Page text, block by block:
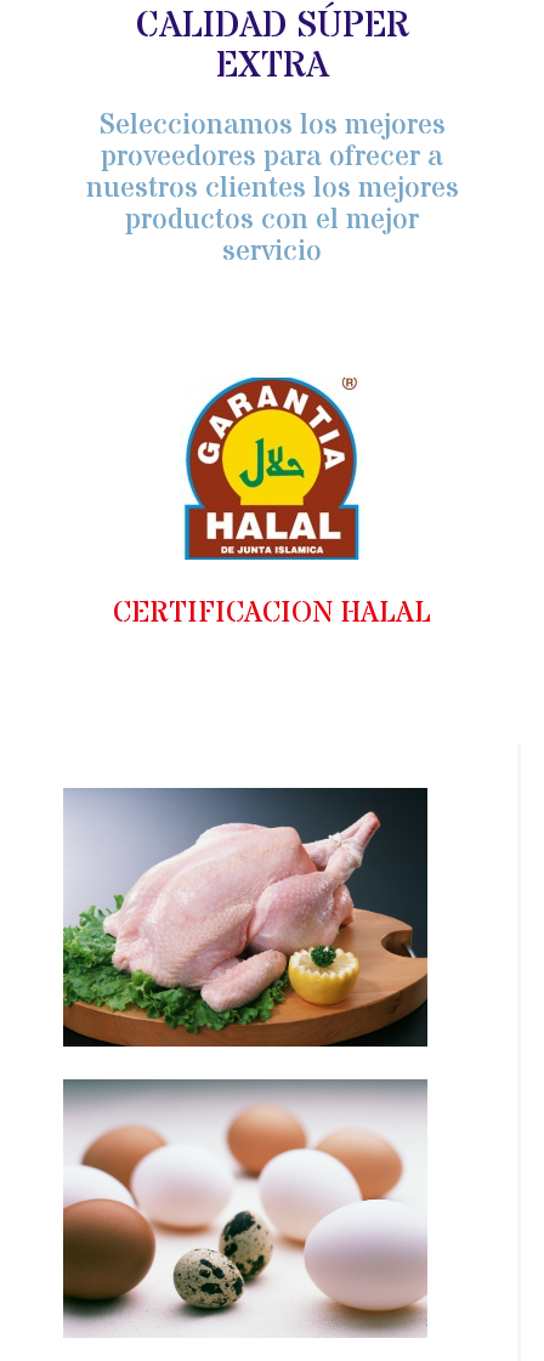
CALIDAD SÚPER
EXTRA
Seleccionamos los mejores
proveedores para ofrecer a
nuestros clientes los mejores
productos con el mejor
servicio
CERTIFICACION HALAL